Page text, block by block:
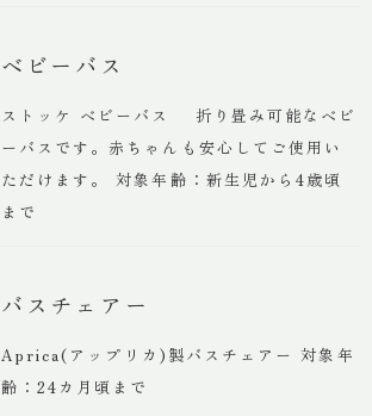
ベビーバス
ストッケ ベビーバス 折り畳み可能なベビ
ーバスです。赤ちゃんも安心してご使用い
ただけます。 対象年齢：新生児から4歳頃
まで
バスチェアー
Aprica(アップリカ)製バスチェアー 対象年
齢：24カ月頃まで